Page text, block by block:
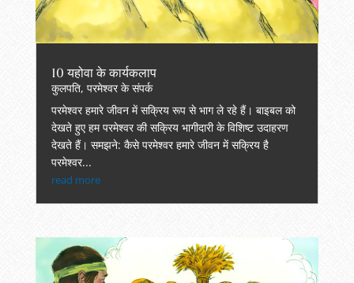
10 यहोवा के कार्यकलाप
कुलपति, परमेश्वर के संपर्क
परमेश्वर हमारे जीवन में सक्रिय रूप से भाग ले रहे हैं। बाइबल को
देखते हुए हम परमेश्वर की सक्रिय भागीदारी के विशिष्ट उदाहरण
देखते हैं। समझने: कैसे परमेश्वर हमारे जीवन में सक्रिय है
परमेश्वर...
read more